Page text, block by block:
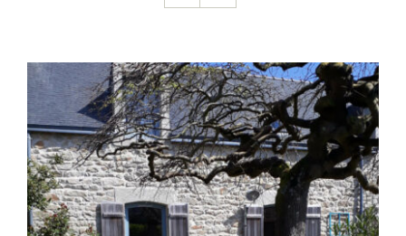
La boutique du Verdusier
Infos & Contact